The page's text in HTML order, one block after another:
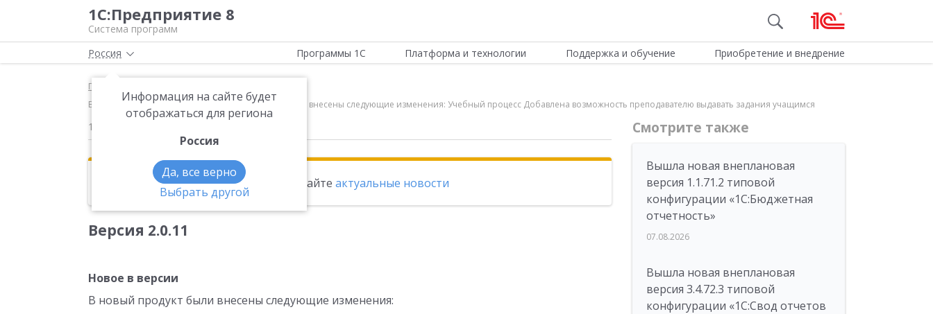
1С:Предприятие 8
Система программ
Россия
Информация на сайте будет
отображаться для региона
Россия
Да, все верно
Выбрать другой
Программы 1С Платформа и технологии Поддержка и обучение Приобретение и внедрение
Главная
Версия 2.0.11 Новое в версии В новый продукт были внесены следующие изменения: Учебный процесс Добавлена возможность преподавателю выдавать задания учащимся
10.09.2013
Эта новость находится в архиве. Читайте актуальные новости
Версия 2.0.11
Новое в версии
В новый продукт были внесены следующие изменения:
Смотрите также
Вышла новая внеплановая
версия 1.1.71.2 типовой
конфигурации «1C:Бюджетная
отчетность»
07.08.2026
Вышла новая внеплановая
версия 3.4.72.3 типовой
конфигурации «1C:Свод отчетов